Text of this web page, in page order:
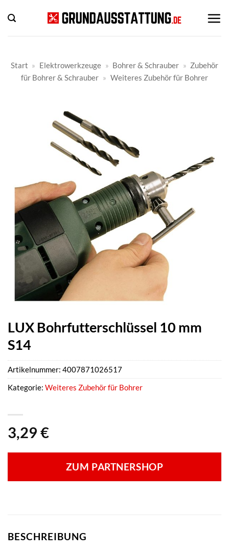
Inhalt
springen
Start » Elektrowerkzeuge » Bohrer & Schrauber » Zubehör
für Bohrer & Schrauber » Weiteres Zubehör für Bohrer
LUX Bohrfutterschlüssel 10 mm
S14
3,29 €
ZUM PARTNERSHOP
Artikelnummer: 4007871026517
Kategorie: Weiteres Zubehör für Bohrer
BESCHREIBUNG